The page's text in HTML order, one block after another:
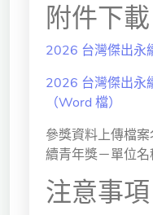
附件下載
2026 台灣傑出永
2026 台灣傑出永
（Word 檔）
參獎資料上傳檔
續青年獎－單位
注意事項